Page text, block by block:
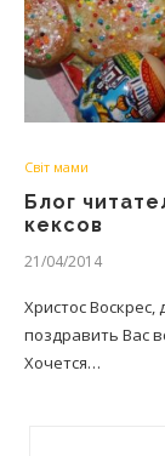
Світ мами
Блог
кексов
21/04/2014
Христос
поздравить Вас
Хочется…